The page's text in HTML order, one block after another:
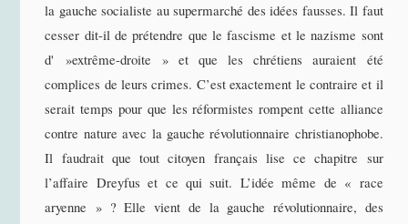
la gauche socialiste au supermarché des idées fausses. Il faut
cesser dit-il de prétendre que le fascisme et le nazisme sont
d' »extrême-droite » et que les chrétiens auraient été
complices de leurs crimes. C’est exactement le contraire et il
serait temps pour que les réformistes rompent cette alliance
contre nature avec la gauche révolutionnaire christianophobe.
Il faudrait que tout citoyen français lise ce chapitre sur
l’affaire Dreyfus et ce qui suit. L’idée même de « race
aryenne » ? Elle vient de la gauche révolutionnaire, des